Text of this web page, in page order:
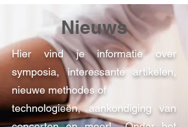
Nieuws
Hier vind je informatie over
symposia, interessante artikelen,
nieuwe methodes of
technologieën, aankondiging van